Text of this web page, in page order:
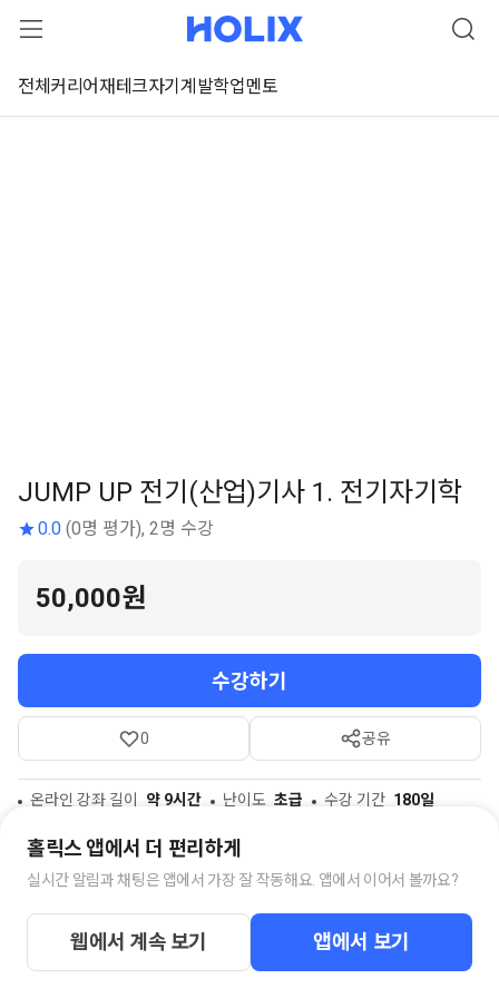
전체 커리어재테크자기계발학업멘토
좌 미리보기
JUMP UP 전기(산업)기사 1. 전기자기학
0.0 (0명 평가), 2명 수강
50,000원
수강하기
0 공유
온라인 강좌 길이 약 9시간 난이도 초급 수강 기간 180일
전기(산업)기사 질문답변방
4명의 멤버가 함께하고 있습니다.
홀릭스 앱에서 더 편리하게
실시간 알림과 채팅은 앱에서 가장 잘 작동해요. 앱에서 이어서 볼까요?
웹에서 계속 보기 앱에서 보기